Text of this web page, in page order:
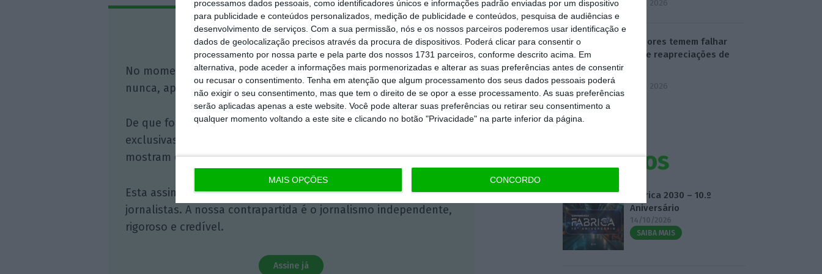
processamos dados pessoais, como identificadores únicos e informações padrão enviadas por um dispositivo
para publicidade e conteúdos personalizados, medição de publicidade e conteúdos, pesquisa de audiências e
desenvolvimento de serviços. Com a sua permissão, nós e os nossos parceiros poderemos usar identificação e
dados de geolocalização precisos através da procura de dispositivos. Poderá clicar para consentir o
processamento por nossa parte e pela parte dos nossos 1731 parceiros, conforme descrito acima. Em
alternativa, pode aceder a informações mais pormenorizadas e alterar as suas preferências antes de consentir
ou recusar o consentimento. Tenha em atenção que algum processamento dos seus dados pessoais poderá
não exigir o seu consentimento, mas que tem o direito de se opor a esse processamento. As suas preferências
serão aplicadas apenas a este website. Você pode alterar suas preferências ou retirar seu consentimento a
qualquer momento voltando a este site e clicando no botão "Privacidade" na parte inferior da página.
MAIS OPÇÕES CONCORDO
Assine o ECO Premium
No momento em que a informação é mais importante do que
nunca, apoie o jornalismo independente e rigoroso.
De que forma? Assine o ECO Premium e tenha acesso a notícias
exclusivas, à opinião que conta, às reportagens e especiais que
mostram o outro lado da história.
Esta assinatura é uma forma de apoiar o ECO e os seus
jornalistas. A nossa contrapartida é o jornalismo independente,
rigoroso e credível.
Assine já
5 Agosto 2026
Professores temem falhar
prazo de reapreciações de
exames
5 Agosto 2026
Eventos
Fábrica 2030 – 10.º
Aniversário
14/10/2026
SAIBA MAIS